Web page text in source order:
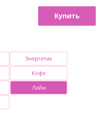
Купить
Энергетик
Кофе
Лайм